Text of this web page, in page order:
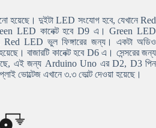
হয়েছে। দুইটা LED সংযোগ হবে, যেখানে Red
LED কানেক্ট হবে D9 এ। Green LED
Red LED ভুল ফিঙ্গারের জন্য। একটা অডিও
বাজারটি কানেক্ট হবে D6 এ। সেন্সরের জন্য
এই জন্য Arduino Uno এর D2, D3 পিন
ভোল্টেজ এখানে ৩.৩ ভোল্ট দেওয়া হয়েছে।